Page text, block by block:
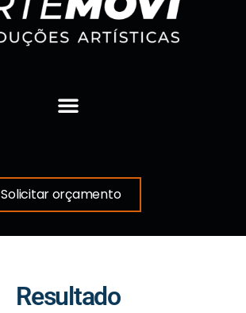
Solicitar orçamento
Resultado